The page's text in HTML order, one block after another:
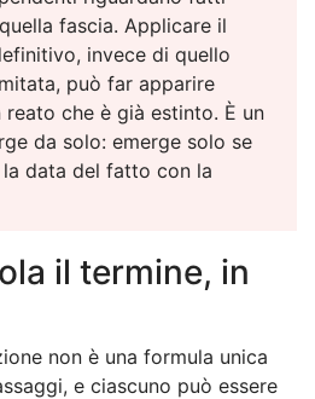
fascia. Applicare il
invece di quello
può far apparire
che è già estinto. È un
da solo: emerge solo se
data del fatto con la
il termine, in
non è una formula unica
e ciascuno può essere